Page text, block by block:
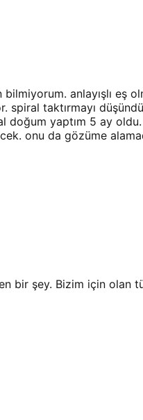
anlayışlı
spiral taktırmayı
yaptım 5 ay
onu da gözüme
bir şey. Bizim için olan